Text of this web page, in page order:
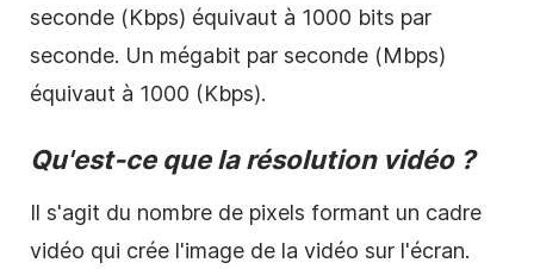
seconde (Kbps) équivaut à 1000 bits par
seconde. Un mégabit par seconde (Mbps)
équivaut à 1000 (Kbps).
Qu'est-ce que la résolution vidéo ?
Il s'agit du nombre de pixels formant un cadre
vidéo qui crée l'image de la vidéo sur l'écran.